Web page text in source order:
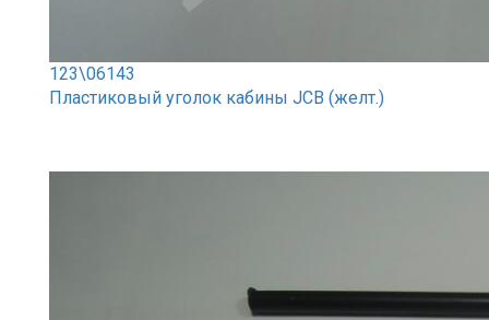
123\06143
Пластиковый уголок кабины JCB (желт.)